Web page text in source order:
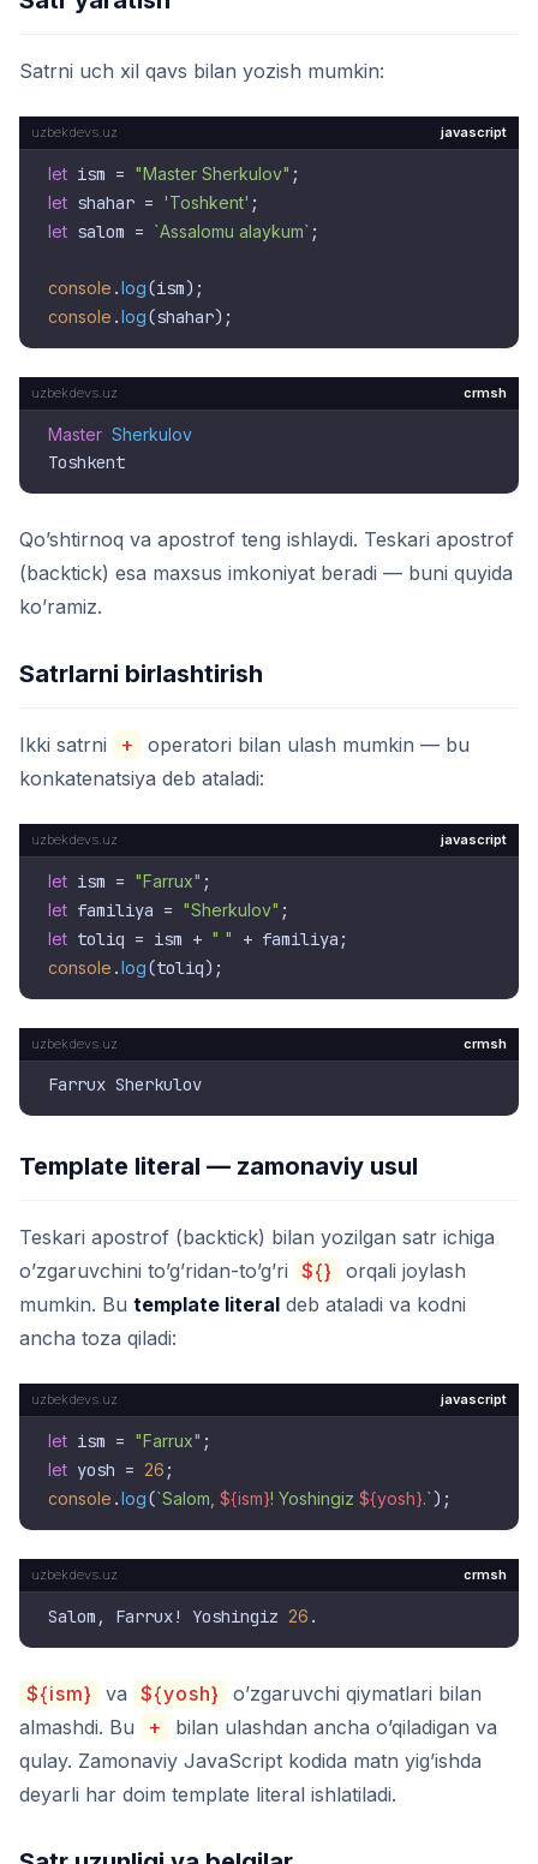
Satrni uch xil qavs bilan yozish mumkin:
javascript
let ism = "Master Sherkulov"
let shahar = 'Toshkent'
let salom = `Assalomu alaykum` ;
console .log
console .log
crmsh
Master Sherkulov
Qo’shtirnoq va apostrof teng ishlaydi. Teskari apostrof
(backtick) esa maxsus imkoniyat beradi — buni quyida
ko’ramiz.
Satrlarni birlashtirish
Ikki satrni +
operatori bilan ulash mumkin — bu
konkatenatsiya deb ataladi:
javascript
let ism = "Farrux"
let familiya = "Sherkulov"
let toliq = ism + " "
console .log
crmsh
Template literal — zamonaviy usul
Teskari apostrof (backtick) bilan yozilgan satr ichiga
o’zgaruvchini to’g’ridan-to’g’ri ${}
orqali joylash
mumkin. Bu template literal deb ataladi va kodni
ancha toza qiladi:
javascript
let ism = "Farrux"
let yosh = 26
console .log(`Salom, ${ism}! Yoshingiz ${yosh}.`
crmsh
Salom, Farrux! Yoshingiz 26
${ism} va ${yosh}
o’zgaruvchi qiymatlari bilan
almashdi. Bu
+
bilan ulashdan ancha o’qiladigan va
qulay. Zamonaviy JavaScript kodida matn yig’ishda
deyarli har doim template literal ishlatiladi.